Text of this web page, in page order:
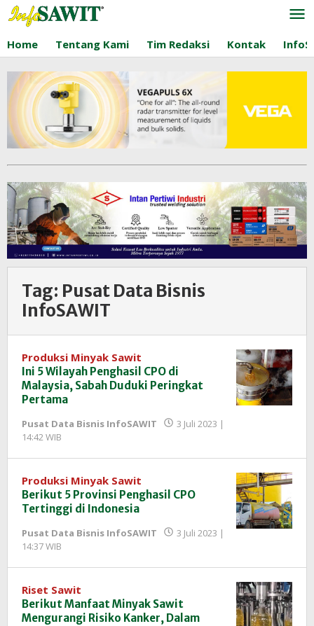
Lewati
ke
konten
Home Tentang Kami Tim Redaksi Kontak
Tag: Pusat Data Bisnis
InfoSAWIT
Produksi Minyak Sawit
Ini 5 Wilayah Penghasil CPO di
Malaysia, Sabah Duduki Peringkat
Pertama
Pusat Data Bisnis InfoSAWIT
3 Juli 2023 |
14:42 WIB
InfoSAWIT
Produksi Minyak Sawit
Berikut 5 Provinsi Penghasil CPO
Tertinggi di Indonesia
Pusat Data Bisnis InfoSAWIT
3 Juli 2023 |
14:37 WIB
InfoSAWIT
Riset Sawit
Berikut Manfaat Minyak Sawit
Mengurangi Risiko Kanker, Dalam